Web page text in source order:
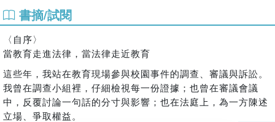
我陪著老師走進會議室，
也陪著家長走過漫長的程序。
我在制度裡，看見權責如何釐清；
也在第一線，看見情緒如何翻湧。
這本書，不是為了放大風險，不是為了讓老師害怕，
更不是要讓教育只剩下防禦與自保，
特別感謝 迷卡漫畫館 插畫授權
相關著作：《律師帶你看校園大小事： 老師和家長必知的44
個霸凌防制和性平觀念指南》
準備做出決議時……那些看似制式標準的程序，第一時間往往
讓現場老師感到孤立無援、焦慮萬分。而毛律師透過這本書，
無比堅定地告訴我們：「程序，從來就不是為了懲罰你而存
在，它是用來保護你的。」
她以平易近人的語彙，將錯綜複雜的法規，如解題般一步步清
晰拆解。書中的流程圖與案例說明，穩穩接住了老師面對33
種突發事件時的脆弱情緒；在客觀法理之中，她保留了最大程
度的理解與陪伴。閱讀她清晰有序的文字，彷彿能感受到她正
〈自序〉
當教育走進法律，當法律走近教育
CHAPTER 1 當制度找上你：程序，是你的第一道防線
1-0 當投訴來敲門，請先照顧好自己
――給正在教室裡努力的你
1-1 收到調查通知，我該如何應對？
――教師在校事會議制度中程序與權利義務
書摘/試閱
〈自序〉
當教育走進法律，當法律走近教育
這些年，我站在教育現場參與校園事件的調查、審議與訴訟。
我曾在調查小組裡，仔細檢視每一份證據；也曾在審議會議
中，反覆討論一句話的分寸與影響；也在法庭上，為一方陳述
立場、爭取權益。